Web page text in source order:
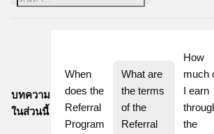
บทความ
ในส่วนนี้
When
does the
Referral
Program
What are
the terms
of the
Referral
How
much
I earn
the